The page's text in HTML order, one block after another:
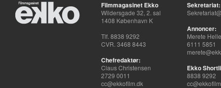
Filmmagasinet Ekko
Wildersgade 32, 2. sal
1408 København K
Tlf. 8838 9292
CVR. 3468 8443
Chefredaktør:
Claus Christensen
2729 0011
cc@ekkofilm.dk
Sekretariat:
Annoncer:
Merete
6111 5851
Ekko
8838 9292